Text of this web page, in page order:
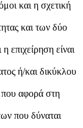
και η σχετική
και των δύο
επιχείρηση είναι
ή/και δικύκλου
που αφορά στη
που δύναται